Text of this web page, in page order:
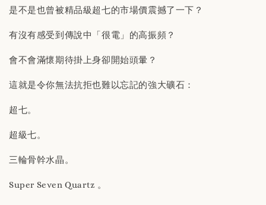
是不是也曾被精品級超七的市場價震撼了一下？
有沒有感受到傳說中「很電」的高振頻？
會不會滿懷期待掛上身卻開始頭暈？
這就是令你無法抗拒也難以忘記的強大礦石：
超七。
超級七。
三輪骨幹水晶。
Super Seven Quartz 。